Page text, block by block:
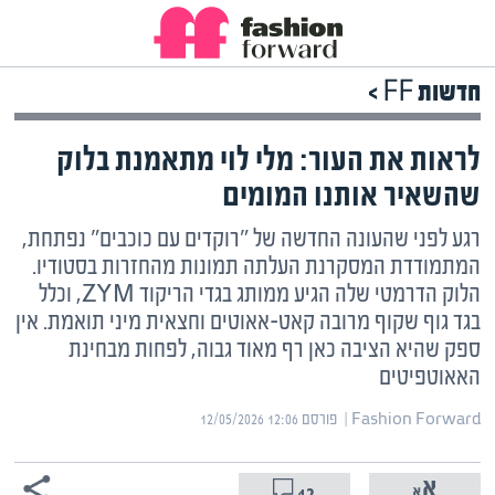
חדשות FF >
לראות את העור: מלי לוי מתאמנת בלוק
שהשאיר אותנו המומים
רגע לפני שהעונה החדשה של "רוקדים עם כוכבים" נפתחת,
המתמודדת המסקרנת העלתה תמונות מהחזרות בסטודיו.
הלוק הדרמטי שלה הגיע ממותג בגדי הריקוד ZYM, וכלל
בגד גוף שקוף מרובה קאט-אאוטים וחצאית מיני תואמת. אין
ספק שהיא הציבה כאן רף מאוד גבוה, לפחות מבחינת
האאוטפיטים
Fashion Forward | ‏ פורסם ‎12/05/2026 12:06